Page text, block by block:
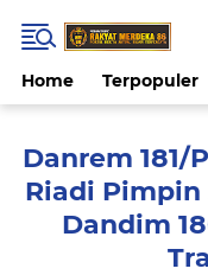
Home Terpopuler
Danrem 181/
Riadi Pimpin
Dandim